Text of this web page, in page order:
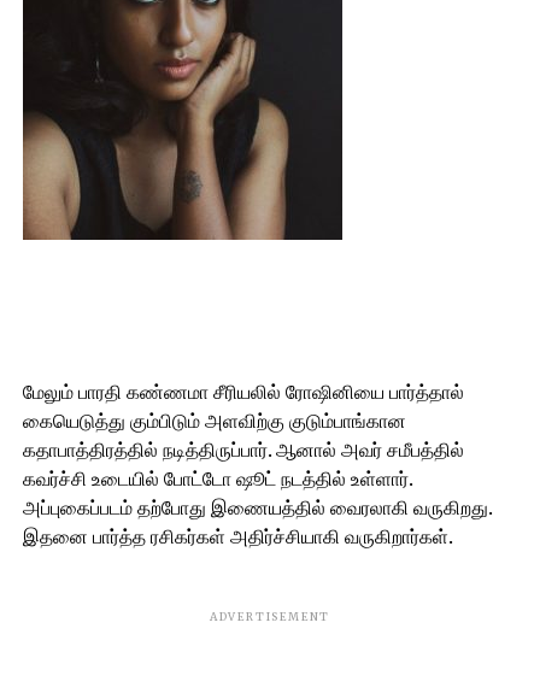
மேலும் பாரதி கண்ணமா சீரியலில் ரோஷினியை பார்த்தால்
கையெடுத்து கும்பிடும் அளவிற்கு குடும்பாங்கான
கதாபாத்திரத்தில் நடித்திருப்பார். ஆனால் அவர் சமீபத்தில்
கவர்ச்சி உடையில் போட்டோ ஷூட் நடத்தில் உள்ளார்.
அப்புகைப்படம் தற்போது இணையத்தில் வைரலாகி வருகிறது.
இதனை பார்த்த ரசிகர்கள் அதிர்ச்சியாகி வருகிறார்கள்.
ADVERTISEMENT